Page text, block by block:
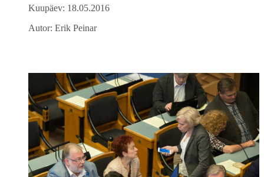
Kuupäev: 18.05.2016
Autor: Erik Peinar